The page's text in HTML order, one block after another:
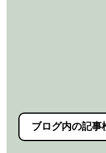
ブログ内の記事